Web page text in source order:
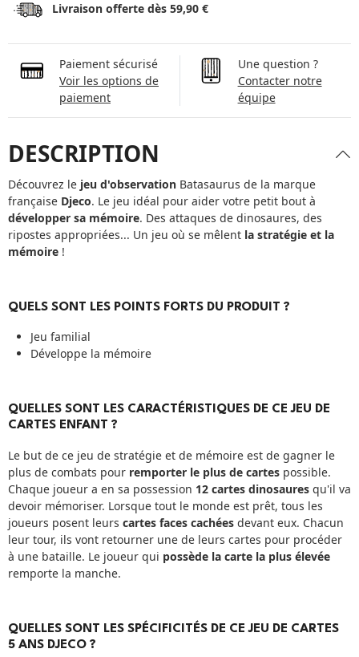
Livraison offerte dès 59,90 €
Paiement sécurisé
Voir les options de
paiement
Une question ?
Contacter notre
équipe
DESCRIPTION
Découvrez le jeu d'observation Batasaurus de la marque
française Djeco. Le jeu idéal pour aider votre petit bout à
développer sa mémoire. Des attaques de dinosaures, des
ripostes appropriées... Un jeu où se mêlent la stratégie et la
mémoire !
QUELS SONT LES POINTS FORTS DU PRODUIT ?
Jeu familial
Développe la mémoire
QUELLES SONT LES CARACTÉRISTIQUES DE CE JEU DE
CARTES ENFANT ?
Le but de ce jeu de stratégie et de mémoire est de gagner le
plus de combats pour remporter le plus de cartes possible.
Chaque joueur a en sa possession 12 cartes dinosaures qu'il va
devoir mémoriser. Lorsque tout le monde est prêt, tous les
joueurs posent leurs cartes faces cachées devant eux. Chacun
leur tour, ils vont retourner une de leurs cartes pour procéder
à une bataille. Le joueur qui possède la carte la plus élevée
remporte la manche.
QUELLES SONT LES SPÉCIFICITÉS DE CE JEU DE CARTES
5 ANS DJECO ?